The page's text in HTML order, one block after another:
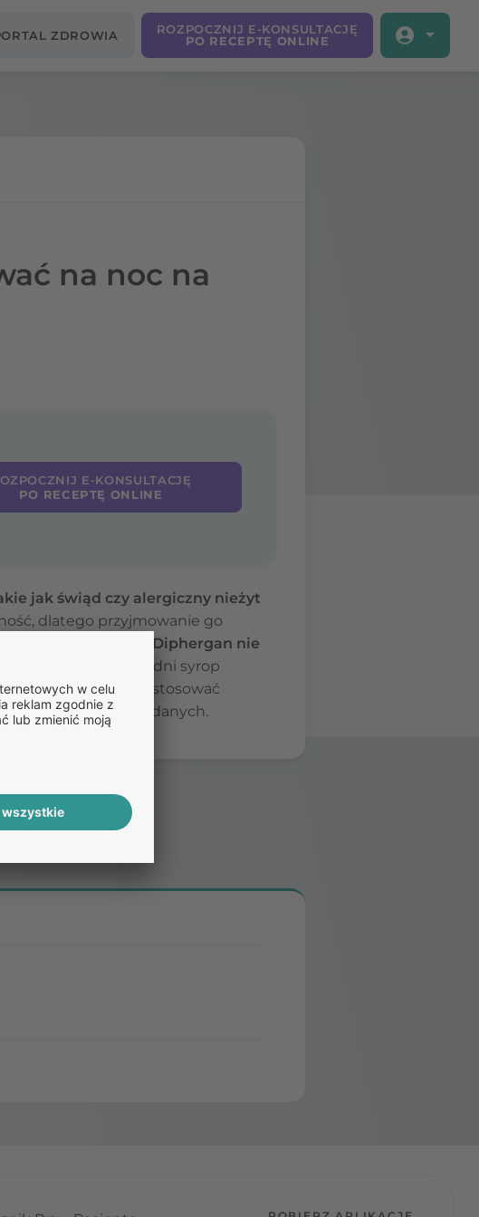
ZDROWIA
ROZPOCZNIJ E-KONSULTACJĘ
PO RECEPTĘ ONLINE
na noc na
E-KONSULTACJĘ
PO RECEPTĘ ONLINE
jak świąd czy alergiczny nieżyt
dlatego przyjmowanie go
podkreślić, że Diphergan nie
dobierze odpowiedni syrop
samodzielnie stosować
działań niepożądanych.